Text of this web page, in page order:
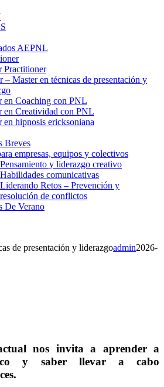
AEPNL
Practitioner
– Master en técnicas de presentación y
en Coaching con PNL
en Creatividad con PNL
en hipnosis ericksoniana
Breves
empresas, equipos y colectivos
Pensamiento y liderazgo creativo
Habilidades comunicativas
Liderando Retos – Prevención y
resolución de conflictos
De Verano
de presentación y liderazgoadmin2026-
nos invita a aprender a
y saber llevar a cabo